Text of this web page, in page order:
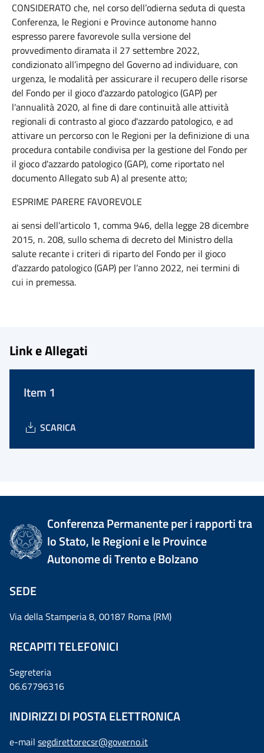
CONSIDERATO che, nel corso dell’odierna seduta di questa
Conferenza, le Regioni e Province autonome hanno
espresso parere favorevole sulla versione del
provvedimento diramata il 27 settembre 2022,
condizionato all’impegno del Governo ad individuare, con
urgenza, le modalità per assicurare il recupero delle risorse
del Fondo per il gioco d'azzardo patologico (GAP) per
l'annualità 2020, al fine di dare continuità alle attività
regionali di contrasto al gioco d'azzardo patologico, e ad
attivare un percorso con le Regioni per la definizione di una
procedura contabile condivisa per la gestione del Fondo per
il gioco d'azzardo patologico (GAP), come riportato nel
documento Allegato sub A) al presente atto;
ESPRIME PARERE FAVOREVOLE
ai sensi dell’articolo 1, comma 946, della legge 28 dicembre
2015, n. 208, sullo schema di decreto del Ministro della
salute recante i criteri di riparto del Fondo per il gioco
d’azzardo patologico (GAP) per l’anno 2022, nei termini di
cui in premessa.
Link e Allegati
Item 1
SCARICA
Conferenza Permanente per i rapporti tra
lo Stato, le Regioni e le Province
Autonome di Trento e Bolzano
SEDE
Via della Stamperia 8, 00187 Roma (RM)
RECAPITI TELEFONICI
Segreteria
06.67796316
INDIRIZZI DI POSTA ELETTRONICA
e-mail segdirettorecsr@governo.it